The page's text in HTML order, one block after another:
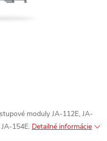
moduly JA-112E, JA-
154E. Detailné informácie